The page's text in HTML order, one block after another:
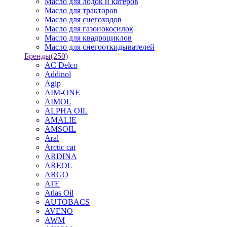
Масло для тракторов
Масло для снегоходов
Масло для газонокосилок
Масло для квадроциклов
Масло для снегооткидывателей
Бренды(250)
AC Delco
Addinol
Agip
AIM-ONE
AIMOL
ALPHA OIL
AMALIE
AMSOIL
Aral
Arctic cat
ARDINA
AREOL
ARGO
ATE
Atlas Oil
AUTOBACS
AVENO
AWM